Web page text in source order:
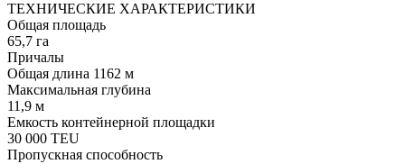
ТЕХНИЧЕСКИЕ ХАРАКТЕРИСТИКИ
Общая площадь
65,7 га
Причалы
Общая длина 1162 м
Максимальная глубина
11,9 м
Емкость контейнерной площадки
30 000 TEU
Пропускная способность